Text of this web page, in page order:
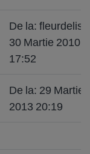
De la: fleurdelis
30 Martie 2010
17:52
De la: 29 Martie
2013 20:19